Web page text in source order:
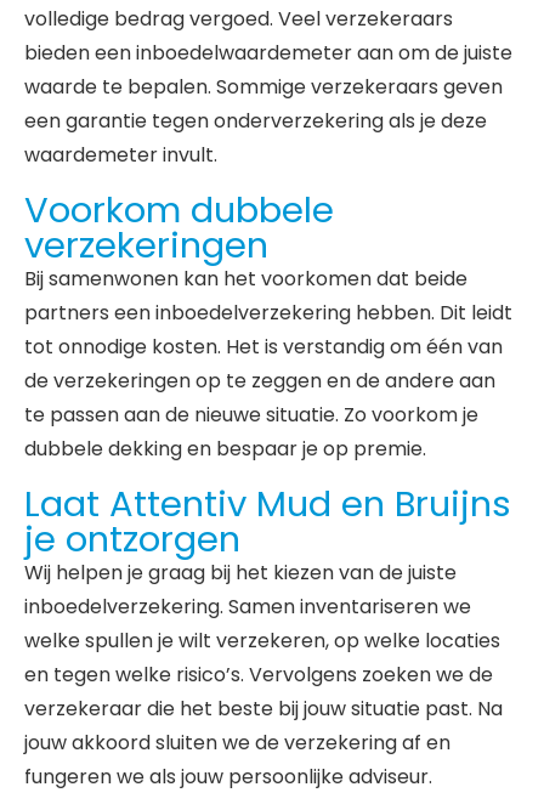
volledige bedrag vergoed. Veel verzekeraars
bieden een inboedelwaardemeter aan om de juiste
waarde te bepalen. Sommige verzekeraars geven
een garantie tegen onderverzekering als je deze
waardemeter invult.
Voorkom dubbele
verzekeringen
Bij samenwonen kan het voorkomen dat beide
partners een inboedelverzekering hebben. Dit leidt
tot onnodige kosten. Het is verstandig om één van
de verzekeringen op te zeggen en de andere aan
te passen aan de nieuwe situatie. Zo voorkom je
dubbele dekking en bespaar je op premie.
Laat Attentiv Mud en Bruijns
je ontzorgen
Wij helpen je graag bij het kiezen van de juiste
inboedelverzekering. Samen inventariseren we
welke spullen je wilt verzekeren, op welke locaties
en tegen welke risico’s. Vervolgens zoeken we de
verzekeraar die het beste bij jouw situatie past. Na
jouw akkoord sluiten we de verzekering af en
fungeren we als jouw persoonlijke adviseur.